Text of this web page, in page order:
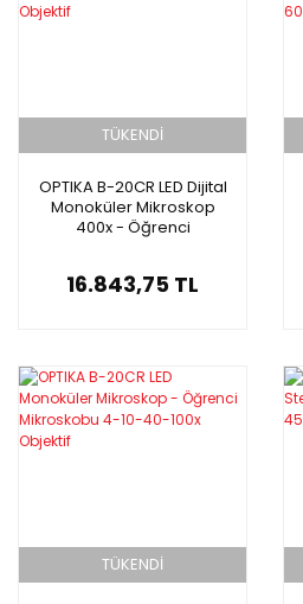
TÜKENDİ
OPTIKA B-20CR LED Dijital
Monoküler Mikroskop
400x - Öğrenci
16.843,75 TL
TÜKENDİ